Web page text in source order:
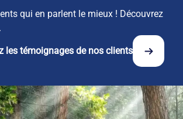
qui en parlent le mieux ! Découvrez
les témoignages de nos clients